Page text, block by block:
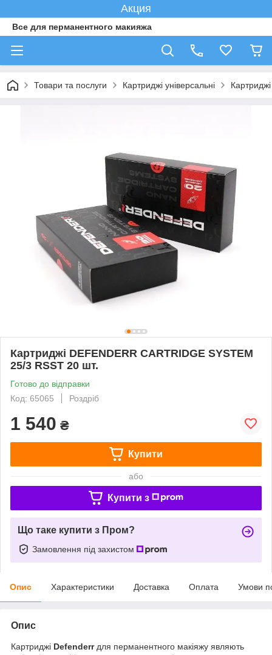
Акция
Все для перманентного макияжа
Товари та послуги Картриджі універсальні
Картриджі DEFENDERR CARTRIDGE SYSTEM
25/3 RSST 20 шт.
Готово до відправки
Код: 65065
Роздріб
1 540 ₴
Купити
або
Купити з
Що таке купити з Пром?
Замовлення під захистом
Опис Характеристики Доставка Оплата Умови
Опис
Картриджі Defenderrдля перманентного макіяжу являють